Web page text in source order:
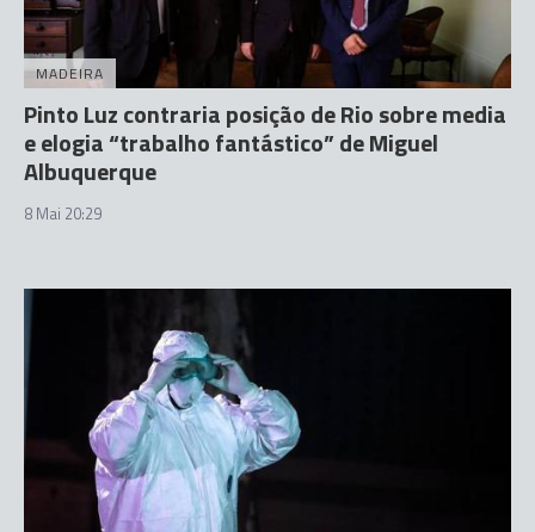
MADEIRA
Pinto Luz contraria posição de Rio sobre media
e elogia “trabalho fantástico” de Miguel
Albuquerque
8 Mai 20:29